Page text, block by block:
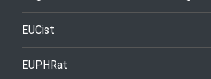
EUCist
EUPHRat